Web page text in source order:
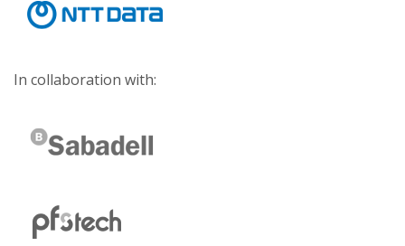
In collaboration with: